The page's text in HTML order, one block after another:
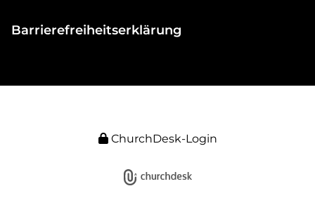
Barrierefreiheitserklärung
ChurchDesk-Login